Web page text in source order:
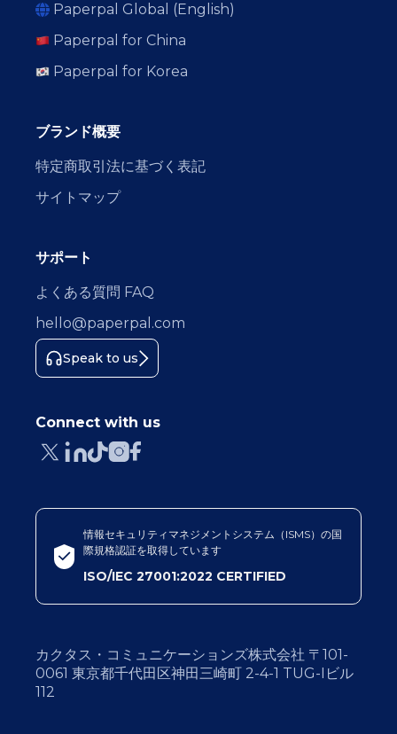
Paperpal Global (English)
Paperpal for China
Paperpal for Korea
ブランド概要
特定商取引法に基づく表記
サイトマップ
サポート
よくある質問 FAQ
hello@paperpal.com
Speak to us
Connect with us
情報セキュリティマネジメントシステム（ISMS）の国
際規格認証を取得しています
ISO/IEC 27001:2022 CERTIFIED
カクタス・コミュニケーションズ株式会社 〒101-
0061 東京都千代田区神田三崎町 2-4-1 TUG-Iビル
112